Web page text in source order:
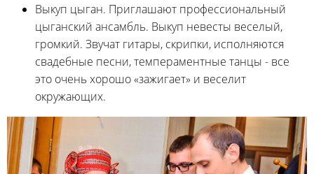
Выкуп цыган. Приглашают профессиональный
цыганский ансамбль. Выкуп невесты веселый,
громкий. Звучат гитары, скрипки, исполняются
свадебные песни, темпераментные танцы - все
это очень хорошо «зажигает» и веселит
окружающих.